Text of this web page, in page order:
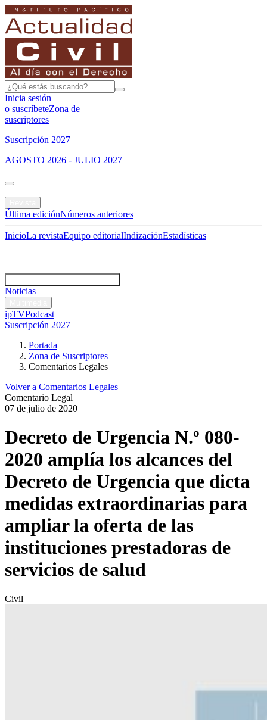
Inicia sesión
o suscríbeteZona de
suscriptores
Suscripción 2027
AGOSTO 2026 - JULIO 2027
Última ediciónNúmeros anteriores
InicioLa revistaEquipo editorialIndizaciónEstadísticas
Noticias
ipTVPodcast
Suscripción 2027
Portada
Zona de Suscriptores
Comentarios Legales
Volver a Comentarios Legales
Comentario Legal
07 de julio de 2020
Decreto de Urgencia N.º 080-
2020 amplía los alcances del
Decreto de Urgencia que dicta
medidas extraordinarias para
ampliar la oferta de las
instituciones prestadoras de
servicios de salud
Civil